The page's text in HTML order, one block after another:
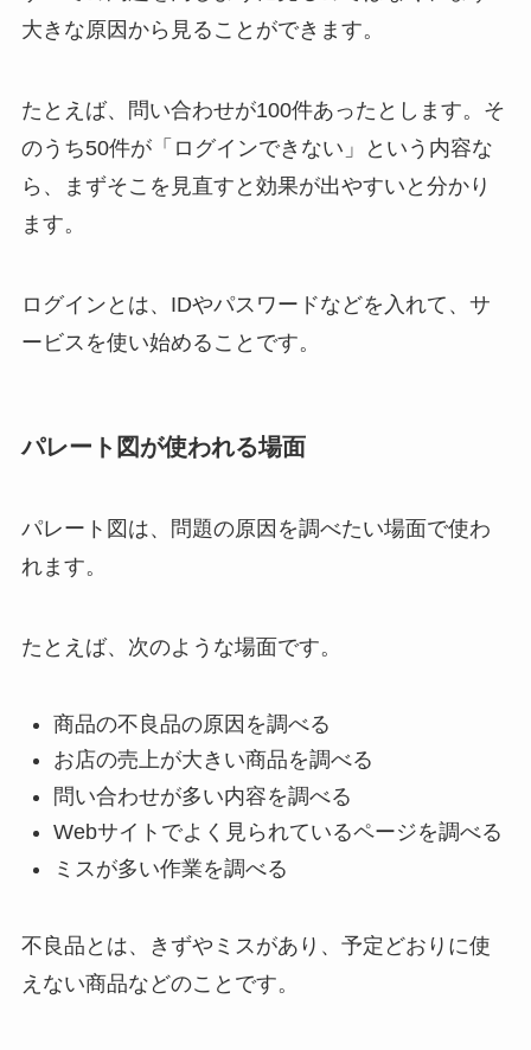
大きな原因から見ることができます。
たとえば、問い合わせが100件あったとします。そ
のうち50件が「ログインできない」という内容な
ら、まずそこを見直すと効果が出やすいと分かり
ます。
ログインとは、IDやパスワードなどを入れて、サ
ービスを使い始めることです。
パレート図が使われる場面
パレート図は、問題の原因を調べたい場面で使わ
れます。
たとえば、次のような場面です。
商品の不良品の原因を調べる
お店の売上が大きい商品を調べる
問い合わせが多い内容を調べる
Webサイトでよく見られているページを調べる
ミスが多い作業を調べる
不良品とは、きずやミスがあり、予定どおりに使
えない商品などのことです。